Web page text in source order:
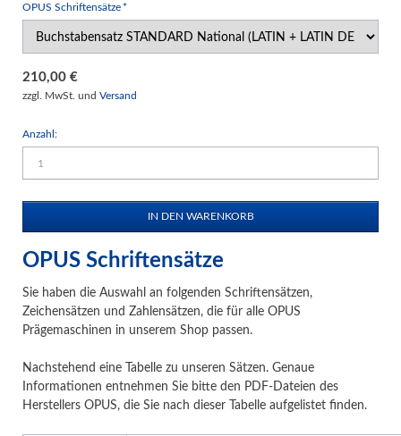
Pflichtfeld
OPUS Schriftensätze *
210,00 €
zzgl. MwSt. und Versand
Anzahl:
OPUS Schriftensätze
Sie haben die Auswahl an folgenden Schriftensätzen,
Zeichensätzen und Zahlensätzen, die für alle OPUS
Prägemaschinen in unserem Shop passen.
Nachstehend eine Tabelle zu unseren Sätzen. Genaue
Informationen entnehmen Sie bitte den PDF-Dateien des
Herstellers OPUS, die Sie nach dieser Tabelle aufgelistet finden.